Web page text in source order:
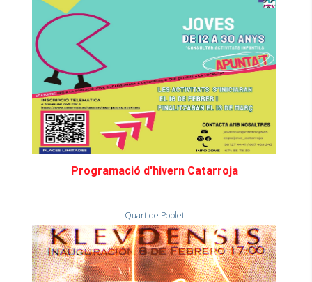
Programació d'hivern Catarroja
Quart de Poblet